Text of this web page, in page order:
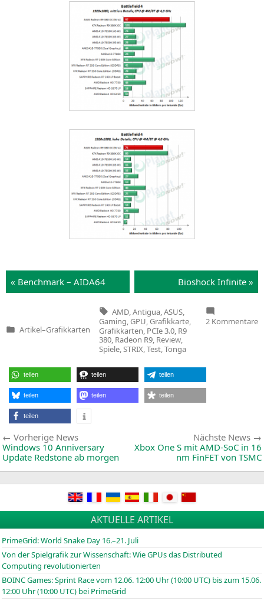
« Bench­mark – AIDA64 Bio­s­hock Infinite »
Veröffentlicht
Artikel–Grafikkarten
Tags:
AMD Antigua ASUS
Gaming,GPU,Grafikkarte,
Grafikkarten PCIe 3.0, R9
380, Radeon R9, Review,
Spiele, STRIX Test, Tonga
2 Kommentare
teilen teilen teilen
teilen teilen teilen
teilen
Beitragsnavigation
Vorherige NewsVorherige
News:
Windows 10 Anniversary
Update Redstone ab morgen
Nächste News
Xbox One S mit AMD-SoC in 16
nm FinFET von TSMC
AKTUELLE ARTIKEL
PrimeGrid: World Snake Day 16.–21. Juli
Von der Spielgrafik zur Wissenschaft: Wie GPUs das Distributed
Computing revolutionierten
BOINCGames: Sprint Race vom 12.06. 12:00 Uhr (10:00 UTC) bis zum 15.06.
12:00 Uhr (10:00 UTC) bei PrimeGrid